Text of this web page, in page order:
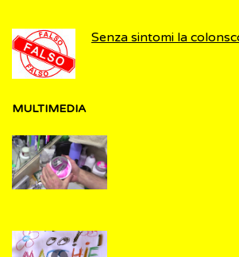
Senza sintomi la
MULTIMEDIA